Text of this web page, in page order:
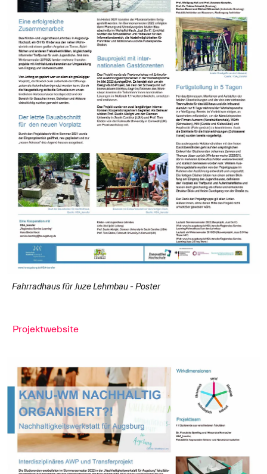
Fahrradhaus für Juze Lehmbau - Poster
Projektwebsite